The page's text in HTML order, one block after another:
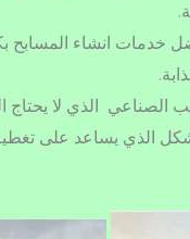
انشاء المسابح
الذي لا يحتاج
الذي يساعد على